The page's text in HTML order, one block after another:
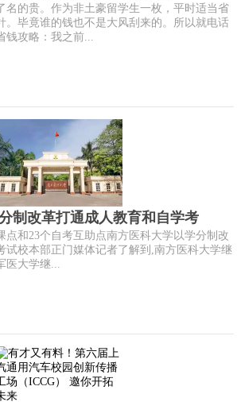
名的贵。作为非土豪留学生一枚，平时适当省
。毕竟谁的钱也不是大风刮来的。所以就电话
钱攻略：我之前...
制改革打通成人教育和自学考
点和23个自考互助点南方医科大学以学分制改
试校本部正门媒体记者了解到,南方医科大学继
医大学继...